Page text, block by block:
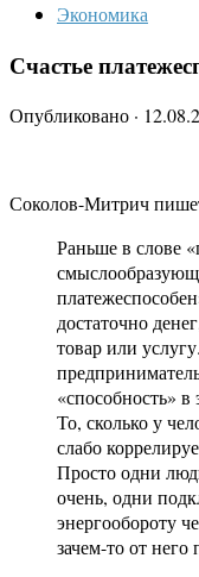
Экономика
Счастье
Опубликовано ·
Соколов-Митрич
Раньше в слове
достаточно
товар или
«способность»
То, сколько у
слабо
Просто одни
очень, одни
энергообороту
зачем-то от него